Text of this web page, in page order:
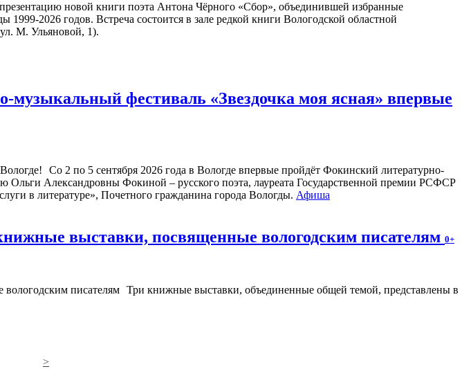
новой книги поэта Антона Чёрного «Сбор», объединившей избранные
1999-2026 годов. Встреча состоится в зале редкой книги Вологодской областной
М. Ульяновой, 1).
музыкальный фестиваль «Звездочка моя ясная» впервые
Со 2 по 5 сентября 2026 года в Вологде впервые пройдёт Фокинский литературно-
Ольги Александровны Фокиной – русского поэта, лауреата Государственной премии РСФСР
в литературе», Почетного гражданина города Вологды. Афиша
выставки, посвященные вологодским писателям 0+
Три книжные выставки, объединенные общей темой, представлены в
>